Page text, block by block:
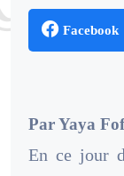
Facebook
Par Yaya
En ce jour